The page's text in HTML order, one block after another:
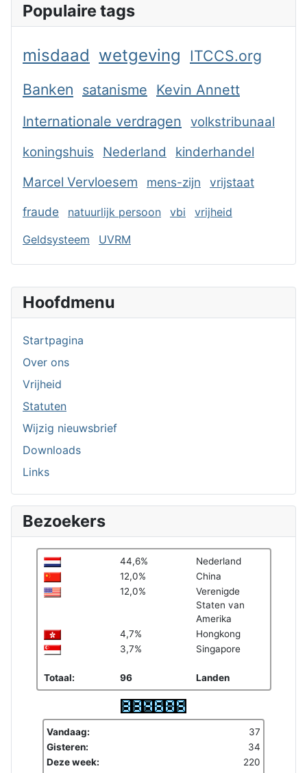
Hoofdmenu
Startpagina
Over ons
Vrijheid
Statuten
Wijzig nieuwsbrief
Downloads
Links
Bezoekers
44,6%
Nederland
12,0%
China
12,0%
Verenigde
Staten van
Amerika
4,7%
Hongkong
3,7%
Singapore
Totaal: 96 Landen
Vandaag:
37
Gisteren:
34
Deze week:
220
Populaire tags
misdaad wetgeving
ITCCS.org
Banken
satanisme
Kevin Annett
Internationale verdragen
volkstribunaal
koningshuis
Nederland
kinderhandel
Marcel Vervloesem
mens-zijn vrijstaat
fraude natuurlijk persoon vbi
vrijheid
Geldsysteem
UVRM